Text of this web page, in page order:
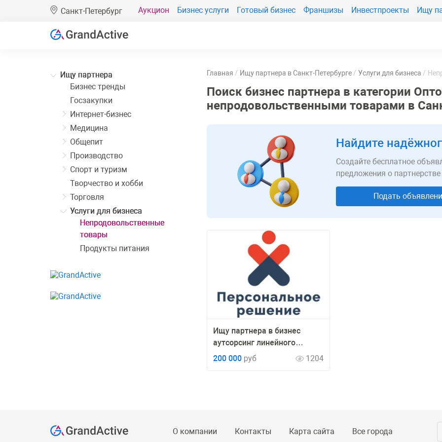
Санкт-Петербург Аукцион Бизнес услуги Готовый бизнес Франшизы Инвестпроекты Ищу
Ищу партнера
Бизнес тренды
Госзакупки
Интернет-бизнес
Медицина
Общепит
Производство
Спорт и туризм
Творчество и хобби
Торговля
Услуги для бизнеса
Непродовольственные
товары
Продукты питания
Главная Ищу партнера в Санкт-Петербурге Услуги для бизнеса
Поиск бизнес партнера в категории
непродовольственными товарами в
Найдите
Создайте бесплатное
предложения о
Подать
Ищу партнера в бизнес
аутсорсинг линейного
персонала
200 000 руб 1204
О компании Контакты Карта сайта Все города